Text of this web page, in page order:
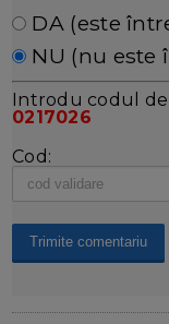
DA (este
NU (nu este
Introdu codul de
0217026
Cod: